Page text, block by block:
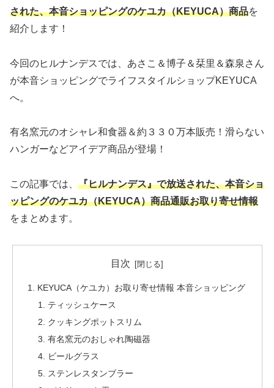
された、本音ショッピングのケユカ（KEYUCA）商品を
紹介します！
今回のヒルナンデスでは、あさこ＆博子＆栞里＆森泉さん
が本音ショッピングでライフスタイルショップKEYUCA
へ。
有名窯元のオシャレ和食器＆約３３０万本販売！滑らない
ハンガーなどアイデア商品が登場！
この記事では、 『ヒルナンデス』で放送された、本音ショ
ッピングのケユカ（KEYUCA）商品通販お取り寄せ情報
をまとめます。
目次
KEYUCA（ケユカ）お取り寄せ情報 本音ショッピング
ティッシュケース
クッキングポットスリム
有名窯元のおしゃれ陶磁器
ビールグラス
ステンレスタンブラー